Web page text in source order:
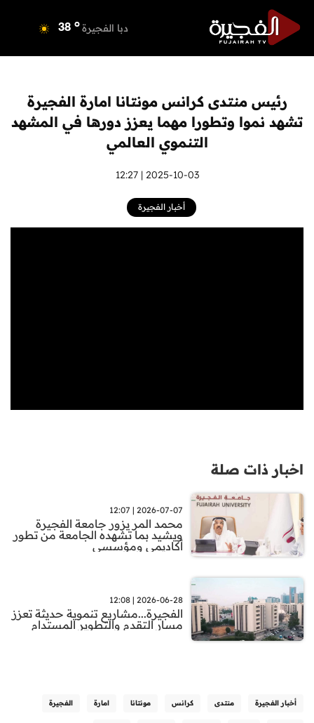
دبا الفجيرة 38 o
أم القيوين o
راس الخيمة 40 o
الفجيرة
رئيس منتدى كرانس مونتانا امارة الفجيرة
تشهد نموا وتطورا مهما يعزز دورها في المشهد
التنموي العالمي
2025-10-03 | 12:27
أخبار الفجيرة
اخبار ذات صلة
2026-07-07 | 12:07
محمد المر يزور جامعة الفجيرة
ويشيد بما تشهده الجامعة من تطور
أكاديمي ومؤسسي
2026-06-28 | 12:08
الفجيرة...مشاريع تنموية حديثة تعزز
مسار التقدم والتطوير المستدام
أخبار الفجيرة منتدى كرانس مونتانا امارة الفجيرة